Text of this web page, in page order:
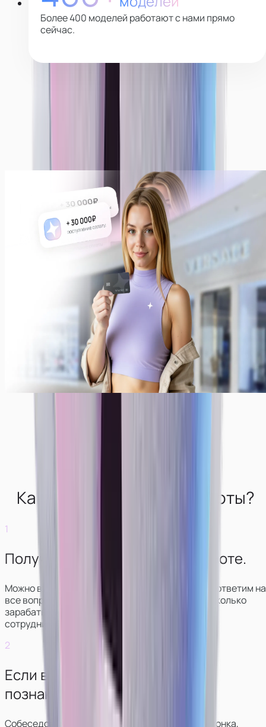
Более 400 моделей работают с нами прямо
сейчас.
Платим всегда ежедневно!
Ежедневные выплаты — наша стандартная система
выплат. Вы также можете получать деньги раз в
неделю или месяц. Просто укажите, как было бы
комфортно вам — мы сделаем все, чтобы
предоставить вам лучшие условия!
Примеры заработков
Как выглядит начало работы?
1
Получите консультацию по работе.
Можно в чате или звонке. Мы свяжемся с вами, ответим на
все вопросы, покажем, как выглядит работа и сколько
зарабатывают модели в разных вариантах
сотрудничества.
2
Если всё понравится —
познакомитесь с куратором.
Собеседование обычно проходит в формате звонка,